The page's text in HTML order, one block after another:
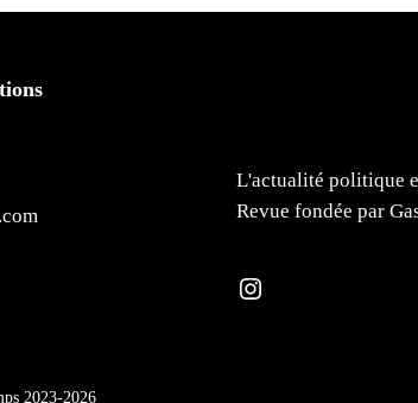
L'actualité politique
Revue fondée par
Instagram
2023-2026